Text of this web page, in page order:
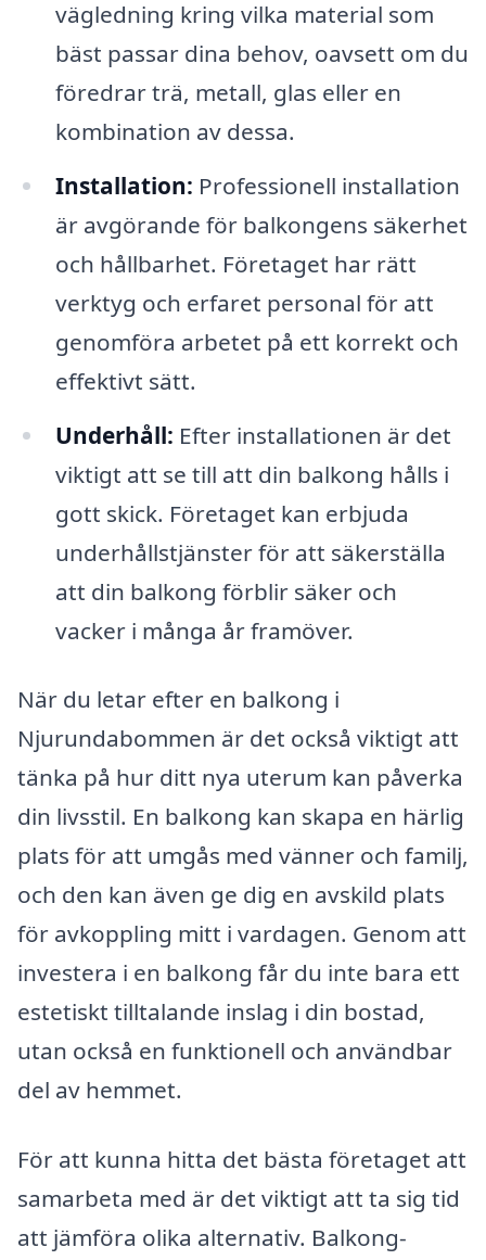
vägledning kring vilka material som
bäst passar dina behov, oavsett om du
föredrar trä, metall, glas eller en
kombination av dessa.
Installation: Professionell installation
är avgörande för balkongens säkerhet
och hållbarhet. Företaget har rätt
verktyg och erfaret personal för att
genomföra arbetet på ett korrekt och
effektivt sätt.
Underhåll: Efter installationen är det
viktigt att se till att din balkong hålls i
gott skick. Företaget kan erbjuda
underhållstjänster för att säkerställa
att din balkong förblir säker och
vacker i många år framöver.
När du letar efter en balkong i
Njurundabommen är det också viktigt att
tänka på hur ditt nya uterum kan påverka
din livsstil. En balkong kan skapa en härlig
plats för att umgås med vänner och familj,
och den kan även ge dig en avskild plats
för avkoppling mitt i vardagen. Genom att
investera i en balkong får du inte bara ett
estetiskt tilltalande inslag i din bostad,
utan också en funktionell och användbar
del av hemmet.
För att kunna hitta det bästa företaget att
samarbeta med är det viktigt att ta sig tid
att jämföra olika alternativ. Balkong-